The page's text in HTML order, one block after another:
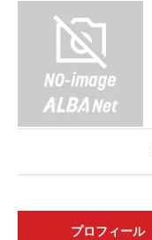
プロフィール